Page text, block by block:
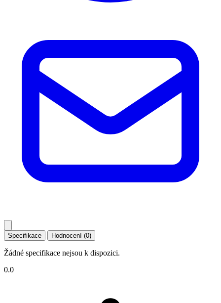
Specifikace Hodnocení (0)
Žádné specifikace nejsou k dispozici.
0.0